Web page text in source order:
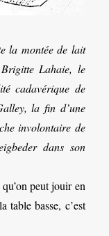
la montée de lait
Lahaie, le
cadavérique de
la fin d’une
involontaire de
dans son
peut jouir en
table basse, c’est